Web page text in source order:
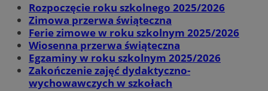
Rozpoczęcie roku szkolnego 2025/2026
Zimowa przerwa świąteczna
Ferie zimowe w roku szkolnym 2025/2026
Wiosenna przerwa świąteczna
Egzaminy w roku szkolnym 2025/2026
Zakończenie zajęć dydaktyczno-
wychowawczych w szkołach